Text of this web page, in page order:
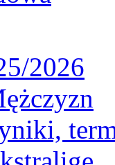
2026